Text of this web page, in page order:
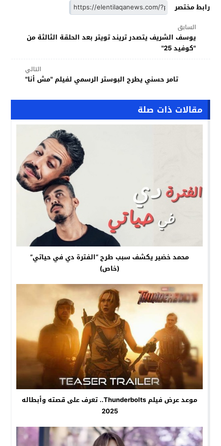
رابط مختصر
السابق
يوسف الشريف يتصدر تريند تويتر بعد الحلقة الثالثة من
"كوفيد 25"
التالي
تامر حسني يطرح البوستر الرسمي لفيلم "مش أنا"
مقالات ذات صلة
محمد خضير يكشف سبب طرح “الفترة دي في حياتي”
(خاص)
موعد عرض فيلم Thunderbolts.. تعرف على قصته وأبطاله
2025